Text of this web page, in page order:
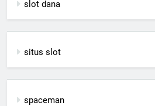
slot dana
situs slot
spaceman